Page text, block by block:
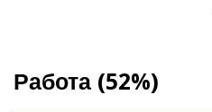
Работа (52%)